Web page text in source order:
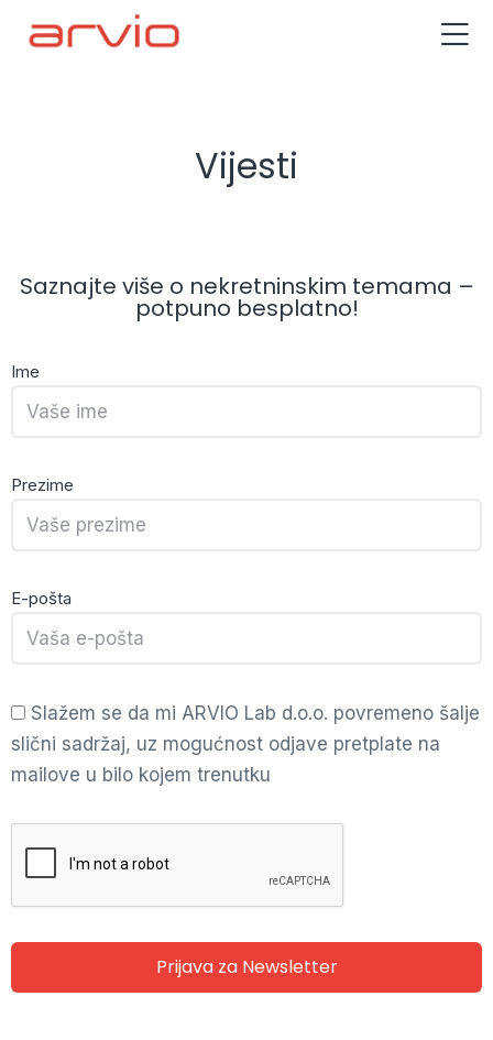
Vijesti
Saznajte više o nekretninskim temama –
potpuno besplatno!
Ime
Prezime
E-pošta
Slažem se da mi ARVIO Lab d.o.o. povremeno šalje
slični sadržaj, uz mogućnost odjave pretplate na
mailove u bilo kojem trenutku
Prijava za Newsletter